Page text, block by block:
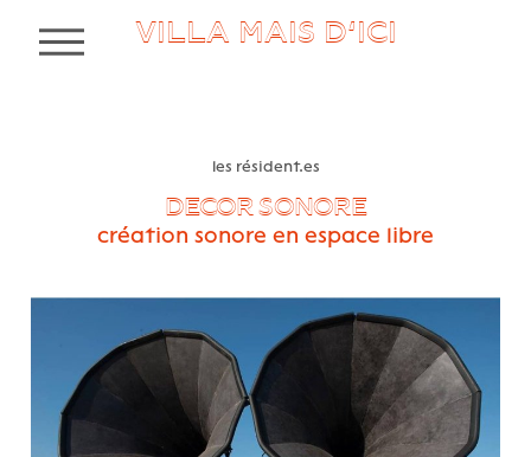
VILLA MAIS D’ICI
MENU
les résident.es
DECOR SONORE
création sonore en espace libre